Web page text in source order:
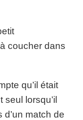
coucher dans
qu’il était
lorsqu’il
match de